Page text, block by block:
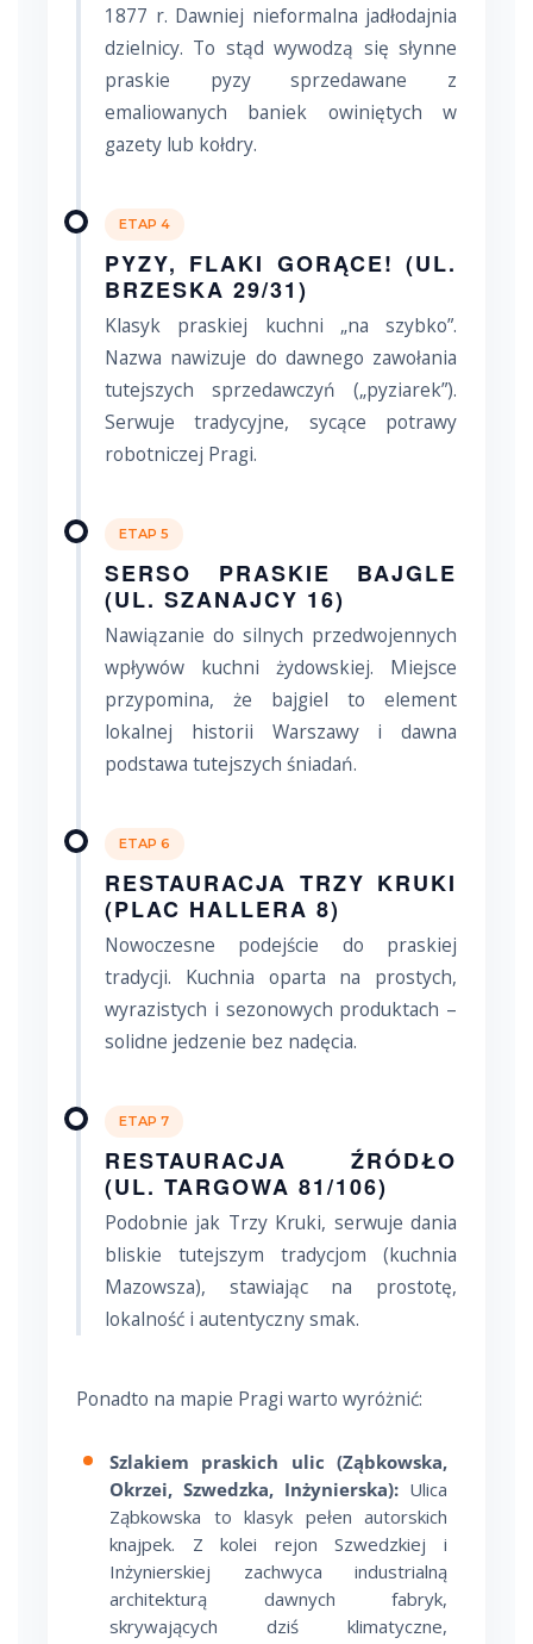
1877 r. Dawniej nieformalna jadłodajnia
dzielnicy. To stąd wywodzą się słynne
praskie pyzy sprzedawane z
emaliowanych baniek owiniętych w
gazety lub kołdry.
ETAP 4
PYZY, FLAKI GORĄCE! (UL.
BRZESKA 29/31)
Klasyk praskiej kuchni „na szybko”.
Nazwa nawizuje do dawnego zawołania
tutejszych sprzedawczyń („pyziarek”).
Serwuje tradycyjne, sycące potrawy
robotniczej Pragi.
ETAP 5
SERSO PRASKIE BAJGLE
(UL. SZANAJCY 16)
Nawiązanie do silnych przedwojennych
wpływów kuchni żydowskiej. Miejsce
przypomina, że bajgiel to element
lokalnej historii Warszawy i dawna
podstawa tutejszych śniadań.
ETAP 6
RESTAURACJA TRZY KRUKI
(PLAC HALLERA 8)
Nowoczesne podejście do praskiej
tradycji. Kuchnia oparta na prostych,
wyrazistych i sezonowych produktach –
solidne jedzenie bez nadęcia.
ETAP 7
RESTAURACJA ŹRÓDŁO
(UL. TARGOWA 81/106)
Podobnie jak Trzy Kruki, serwuje dania
bliskie tutejszym tradycjom (kuchnia
Mazowsza), stawiając na prostotę,
lokalność i autentyczny smak.
Ponadto na mapie Pragi warto wyróżnić:
Szlakiem praskich ulic (Ząbkowska,
Okrzei, Szwedzka, Inżynierska): Ulica
Ząbkowska to klasyk pełen autorskich
knajpek. Z kolei rejon Szwedzkiej i
Inżynierskiej zachwyca industrialną
architekturą dawnych fabryk,
skrywających dziś klimatyczne,